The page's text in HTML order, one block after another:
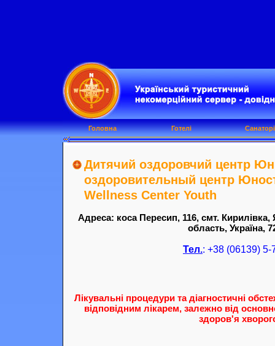
Дитячий оздоровчий центр
оздоровительный центр
Wellness Center Youth
Адреса: коса Пересип, 116, смт. Кирилівка,
область, Україна,
Тел.: +38 (06139) 5-
Лікувальні процедури та діагностичні
відповідним лікарем, залежно від
здоров'я
Головна Готелі